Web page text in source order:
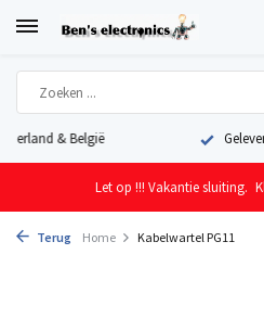
Geleverd uit eigen voorraad
Let op !!! Vakantie sluiting.
Terug Home Kabelwartel PG11